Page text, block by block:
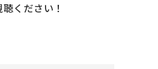
ください！